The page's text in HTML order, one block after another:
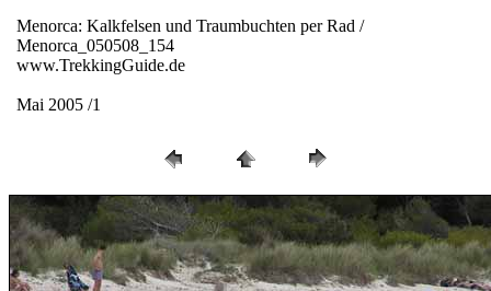
Menorca: Kalkfelsen und Traumbuchten per Rad /
Menorca_050508_154
www.TrekkingGuide.de
Mai 2005 /1